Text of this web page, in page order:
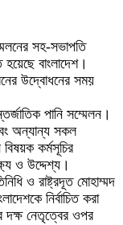
সহ-সভাপতি
হয়েছে বাংলাদেশ।
উদ্বোধনের সময়
পানি সম্মেলন।
অন্যান্য সকল
বিষয়ক কর্মসূচির
ও উদ্দেশ্য।
ও রাষ্ট্রদূত মোহাম্মদ
নির্বাচিত করা
দক্ষ নেতৃত্বের ওপর